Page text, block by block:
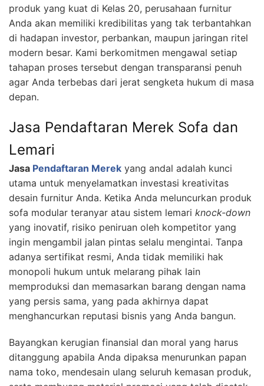
produk yang kuat di Kelas 20, perusahaan furnitur
Anda akan memiliki kredibilitas yang tak terbantahkan
di hadapan investor, perbankan, maupun jaringan ritel
modern besar. Kami berkomitmen mengawal setiap
tahapan proses tersebut dengan transparansi penuh
agar Anda terbebas dari jerat sengketa hukum di masa
depan.
Jasa Pendaftaran Merek Sofa dan
Lemari
Jasa Pendaftaran Merek yang andal adalah kunci
utama untuk menyelamatkan investasi kreativitas
desain furnitur Anda. Ketika Anda meluncurkan produk
sofa modular teranyar atau sistem lemari knock-down
yang inovatif, risiko peniruan oleh kompetitor yang
ingin mengambil jalan pintas selalu mengintai. Tanpa
adanya sertifikat resmi, Anda tidak memiliki hak
monopoli hukum untuk melarang pihak lain
memproduksi dan memasarkan barang dengan nama
yang persis sama, yang pada akhirnya dapat
menghancurkan reputasi bisnis yang Anda bangun.
Bayangkan kerugian finansial dan moral yang harus
ditanggung apabila Anda dipaksa menurunkan papan
nama toko, mendesain ulang seluruh kemasan produk,